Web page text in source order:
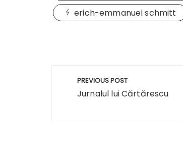
erich-emmanuel schmitt
Navigare
PREVIOUS POST
Jurnalul lui Cărtărescu